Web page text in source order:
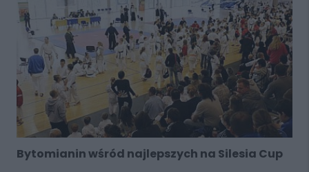
Bytomianin wśród najlepszych na Silesia Cup